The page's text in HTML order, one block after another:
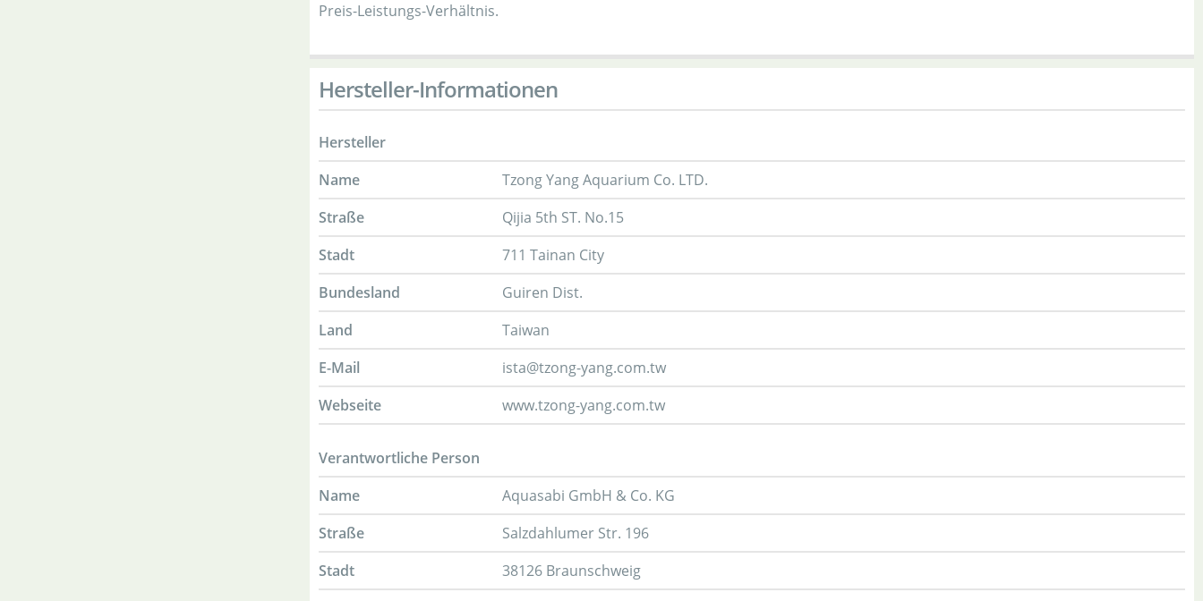
Preis-Leistungs-Verhältnis.
Hersteller-Informationen
Hersteller
Name
Tzong Yang Aquarium Co. LTD.
Straße
Qijia 5th ST. No.15
Stadt
711 Tainan City
Bundesland
Guiren Dist.
Land
Taiwan
E-Mail
ista@tzong-yang.com.tw
Webseite
www.tzong-yang.com.tw
Verantwortliche Person
Name
Aquasabi GmbH & Co. KG
Straße
Salzdahlumer Str. 196
Stadt
38126 Braunschweig